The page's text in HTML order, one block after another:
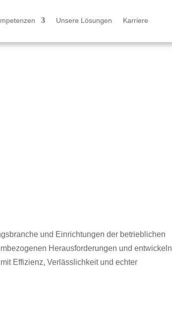
Unsere Lösungen Karriere
und Einrichtungen der betrieblichen
Herausforderungen und entwickeln
Effizienz, Verlässlichkeit und echter